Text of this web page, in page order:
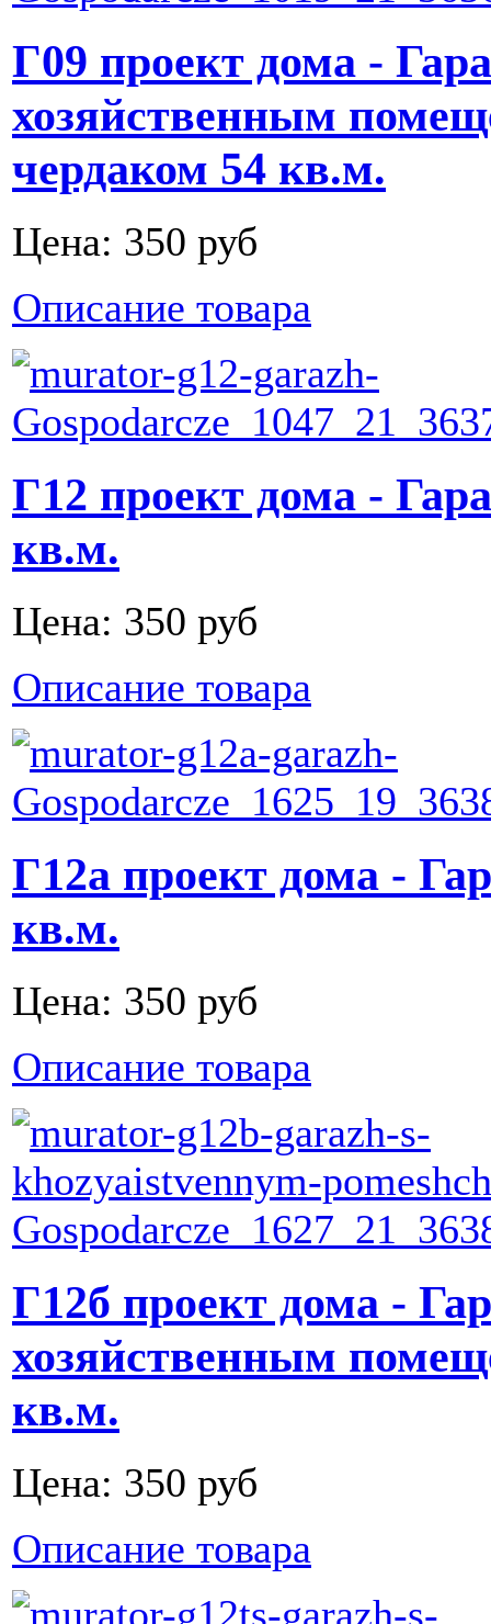
Г09 проект дома -
хозяйственным
чердаком 54 кв.м.
Цена: 350 руб
Описание товара
Г12 проект дома -
кв.м.
Цена: 350 руб
Описание товара
Г12а проект дома -
кв.м.
Цена: 350 руб
Описание товара
Г12б проект дома -
хозяйственным
кв.м.
Цена: 350 руб
Описание товара